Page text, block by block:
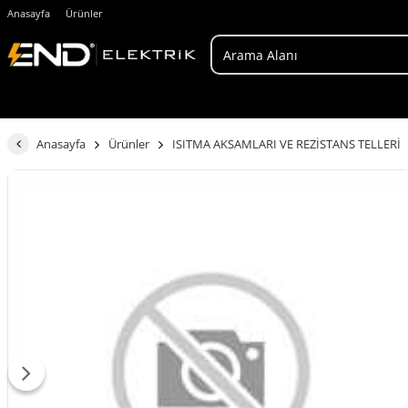
Anasayfa Ürünler
Anasayfa Ürünler ISITMA AKSAMLARI VE REZİSTANS TELLERİ